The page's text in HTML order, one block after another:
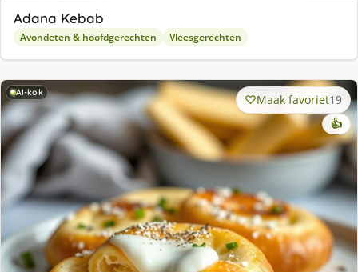
Adana Kebab
Avondeten & hoofdgerechten Vleesgerechten
AI-kok Maak favoriet19
👍